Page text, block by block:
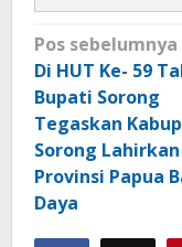
Navigasi
pos
Pos sebelumnya
Di HUT Ke- 59
Bupati Sorong
Tegaskan
Sorong Lahirkan
Provinsi Papua
Daya